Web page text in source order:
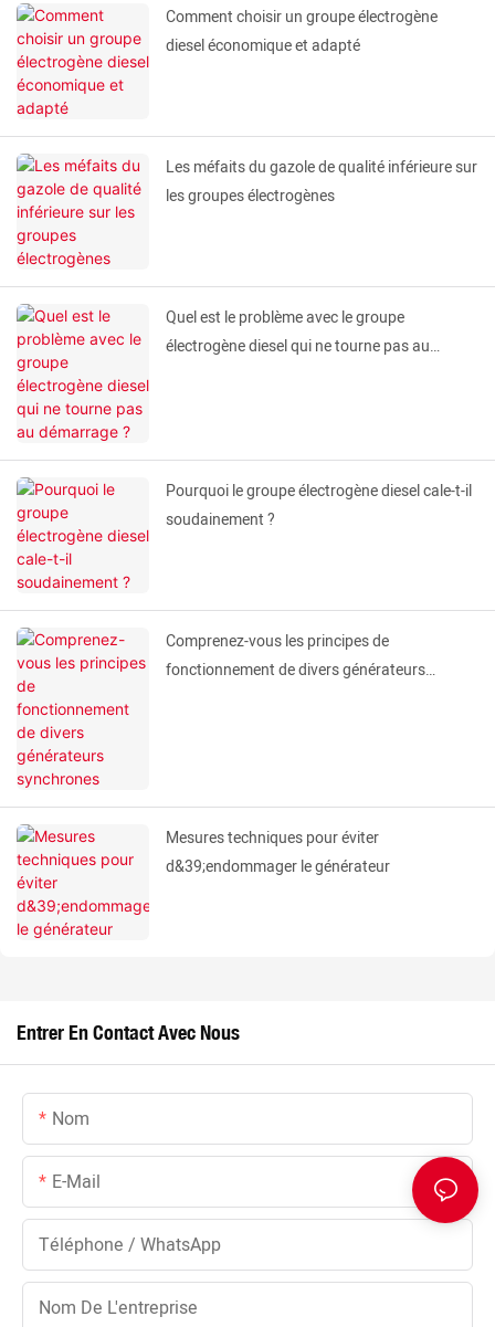
Comment choisir un groupe électrogène
diesel économique et adapté
Les méfaits du gazole de qualité inférieure sur
les groupes électrogènes
Quel est le problème avec le groupe
électrogène diesel qui ne tourne pas au
Pourquoi le groupe électrogène diesel cale-t-il
soudainement ?
Comprenez-vous les principes de
fonctionnement de divers générateurs
Mesures techniques pour éviter
d&39;endommager le générateur
Entrer En Contact Avec Nous
Nom
E-Mail
Téléphone / WhatsApp
Nom De L'entreprise